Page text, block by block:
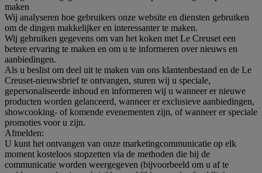
maken
Wij analyseren hoe gebruikers onze website en diensten gebruiken
om de dingen makkelijker en interessanter te maken.
Wij gebruiken gegevens om van het koken met Le Creuset een
betere ervaring te maken en om u te informeren over nieuws en
aanbiedingen.
Als u beslist om deel uit te maken van ons klantenbestand en de Le
Creuset-nieuwsbrief te ontvangen, sturen wij u speciale,
gepersonaliseerde inhoud en informeren wij u wanneer er nieuwe
producten worden gelanceerd, wanneer er exclusieve aanbiedingen,
showcooking- of komende evenementen zijn, of wanneer er speciale
promoties voor u zijn.
Afmelden:
U kunt het ontvangen van onze marketingcommunicatie op elk
moment kosteloos stopzetten via de methoden die bij de
communicatie worden weergegeven (bijvoorbeeld om u af te